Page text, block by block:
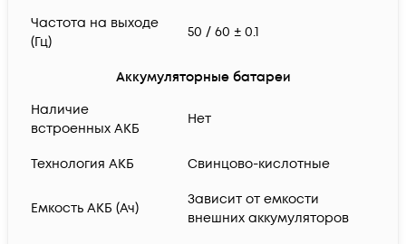
Частота на выходе
(Гц)
50 / 60 ± 0.1
Аккумуляторные батареи
Наличие
встроенных АКБ
Нет
Технология АКБ Свинцово-кислотные
Емкость АКБ (Ач)
Зависит от емкости
внешних аккумуляторов